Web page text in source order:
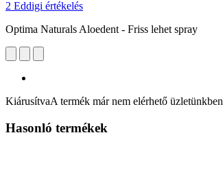
2 Eddigi értékelés
Optima Naturals Aloedent - Friss lehet spray
KiárusítvaA termék már nem elérhető üzletünkben
Hasonló termékek